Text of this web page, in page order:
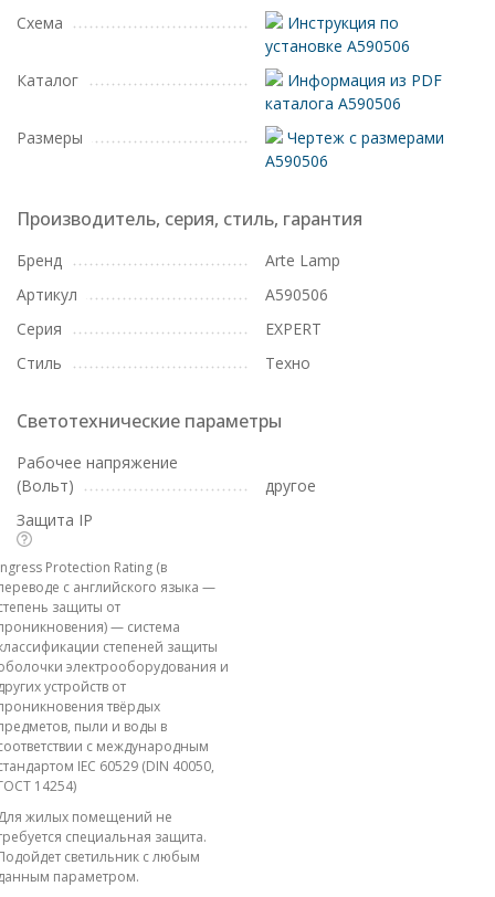
Схема
Инструкция по
установке A590506
Каталог
Информация из PDF
каталога A590506
Размеры
Чертеж с размерами
A590506
Производитель, серия, стиль, гарантия
Бренд
Arte Lamp
Артикул
A590506
Серия
EXPERT
Стиль
Техно
Светотехнические параметры
Рабочее напряжение
(Вольт)
другое
Защита IP
Protection Rating (в
с английского языка —
защиты от
— система
степеней защиты
электрооборудования и
устройств от
твёрдых
пыли и воды в
с международным
IEC 60529 (DIN 40050,
14254)
жилых помещений не
специальная защита.
светильник с любым
параметром.